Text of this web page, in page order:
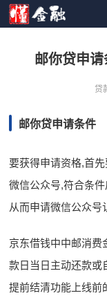
邮你贷申
贷
邮你贷申请条件
要获得申请资格,首
微信公众号,符合条
从而申请微信公众号
京东借钱中中邮消费
款日当日主动还款或
提前结清功能上线前